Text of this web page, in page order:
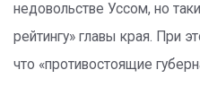
недовольстве Уссом, но
рейтингу» главы края. При
что «противостоящие